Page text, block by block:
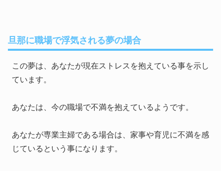
旦那に職場で浮気される夢の場合
この夢は、あなたが現在ストレスを抱えている事を示し
ています。
あなたは、今の職場で不満を抱えているようです。
あなたが専業主婦である場合は、家事や育児に不満を感
じているという事になります。